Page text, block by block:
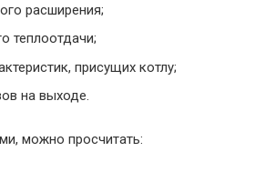
расширения;
теплоотдачи;
присущих котлу;
на выходе.
можно просчитать: